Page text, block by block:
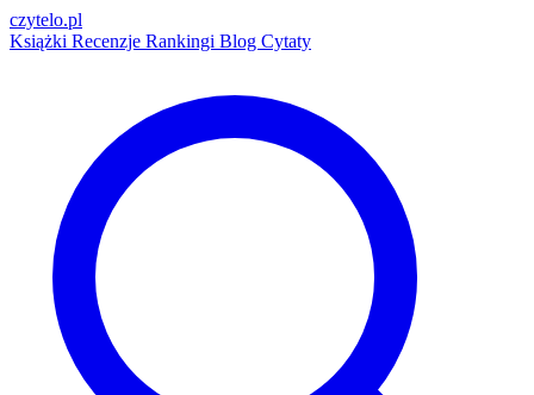
czytelo.pl
Książki Recenzje Rankingi Blog Cytaty